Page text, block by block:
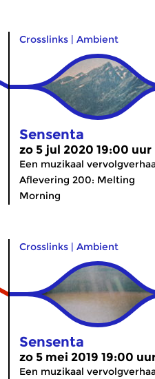
Crosslinks | Ambient
Sensenta
zo 5 jul 2020 19:00 uur
Een muzikaal
Aflevering 200: Melting
Morning
Crosslinks | Ambient
Sensenta
zo 5 mei 2019 19:00
Een muzikaal